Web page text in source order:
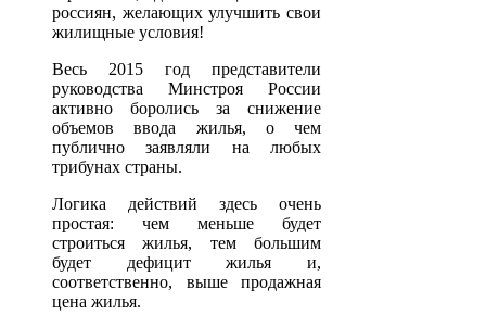
россиян, желающих улучшить свои
жилищные условия!
Весь 2015 год представители
руководства Минстроя России
активно боролись за снижение
объемов ввода жилья, о чем
публично заявляли на любых
трибунах страны.
Логика действий здесь очень
простая: чем меньше будет
строиться жилья, тем большим
будет дефицит жилья и,
соответственно, выше продажная
цена жилья.